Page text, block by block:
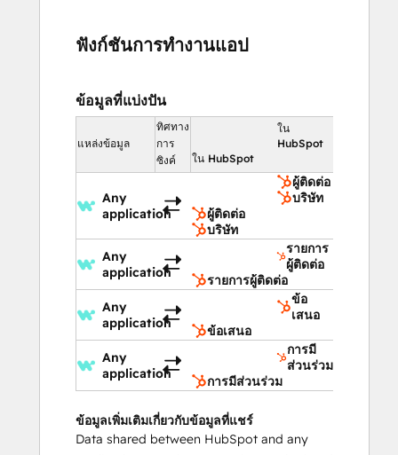
ฟังก์ชันการทำงานแอป
ข้อมูลที่แบ่งปัน
แหล่งข้อมูล
ทิศทาง
การ
ซิงค์
ใน
HubSpot
ใน HubSpot
Any
application
ผู้ติดต่อ
บริษัท
ผู้ติดต่อ
บริษัท
Any
application
รายการ
ผู้ติดต่อ
รายการผู้ติดต่อ
Any
application
ข้อ
เสนอ
ข้อเสนอ
Any
application
การมี
ส่วนร่วม
การมีส่วนร่วม
ข้อมูลเพิ่มเติมเกี่ยวกับข้อมูลที่แชร์
Data shared between HubSpot and any